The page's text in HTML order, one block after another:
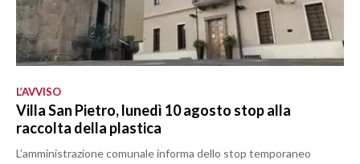
L’AVVISO
Villa San Pietro, lunedì 10 agosto stop alla
raccolta della plastica
L’amministrazione comunale informa dello stop temporaneo